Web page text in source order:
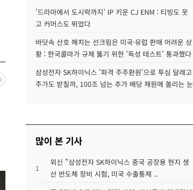
'드라마에서 도시락까지' IP 키운 CJ ENM : 티빙도 웃
고 커머스도 뛰었다
바닷속 산호 해치는 선크림은 미국·유럽 판매 어려운 상
황 : 한국콜마가 규제 뚫기 위한 '독성 테스트' 통과했다
삼성전자 SK하이닉스 '파격 주주환원'으로 투심 달래고
주가도 받칠까, 100조 넘는 추가 배당 재원에 쏠리는 눈
많이 본 기사
1
외신 "삼성전자 SK하이닉스 중국 공장용 현지 생
산 반도체 장비 시험, 미국 수출통제 ..